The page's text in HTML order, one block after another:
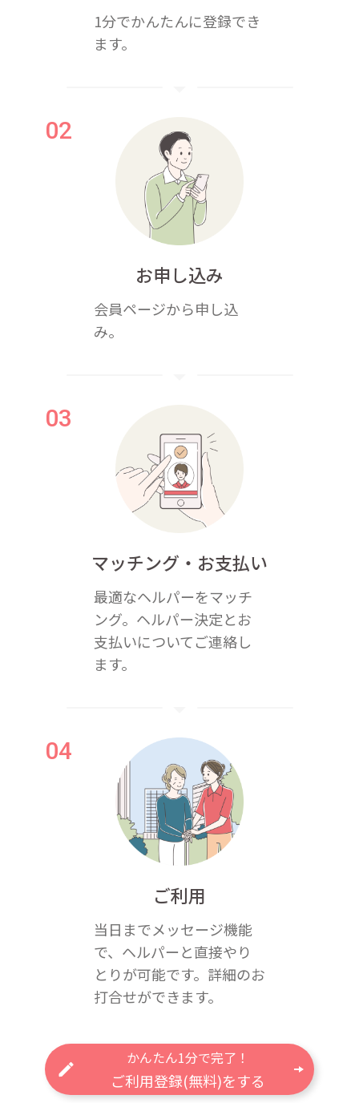
1分でかんたんに登録でき
ます。
お申し込み
会員ページから申し込
み。
マッチング・お支払い
最適なヘルパーをマッチ
ング。ヘルパー決定とお
支払いについてご連絡し
ます。
ご利用
当日までメッセージ機能
で、ヘルパーと直接やり
とりが可能です。詳細のお
打合せができます。
かんたん1分で完了！
ご利用登録(無料)をする